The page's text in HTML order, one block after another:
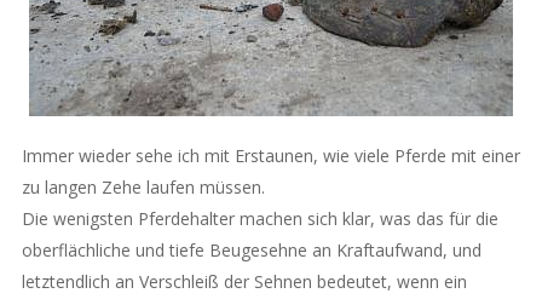
Immer wieder sehe ich mit Erstaunen, wie viele Pferde mit einer
zu langen Zehe laufen müssen.
Die wenigsten Pferdehalter machen sich klar, was das für die
oberflächliche und tiefe Beugesehne an Kraftaufwand, und
letztendlich an Verschleiß der Sehnen bedeutet, wenn ein